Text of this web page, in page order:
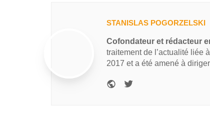
STANISLAS POGORZELSKI
Cofondateur et rédacteur
traitement de l’actualité liée
2017 et a été amené à